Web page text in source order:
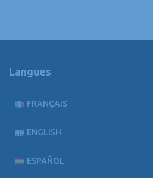
Langues
FRANÇAIS
ENGLISH
ESPAÑOL